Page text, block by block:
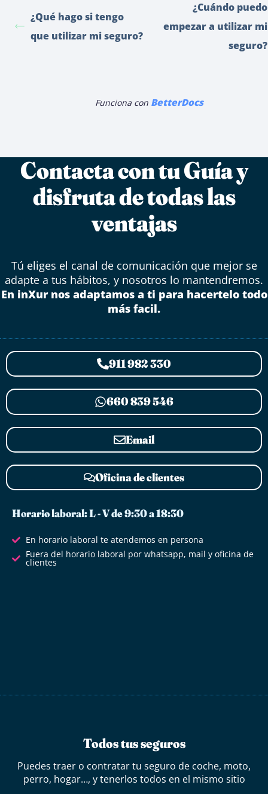
¿Qué hago si tengo
que utilizar mi seguro?
¿Cuándo puedo
empezar a utilizar mi
seguro?
Funciona con BetterDocs
Contacta con tu Guía y
disfruta de todas las
ventajas
Tú eliges el canal de comunicación que mejor se
adapte a tus hábitos, y nosotros lo mantendremos.
En inXur nos adaptamos a ti para hacertelo todo
más facil.
911 982 330
660 839 546
Email
Oficina de clientes
Horario laboral: L - V de 9:30 a 18:30
En horario laboral te atendemos en persona
Fuera del horario laboral por whatsapp, mail y oficina de
clientes
Todos tus seguros
Puedes traer o contratar tu seguro de coche, moto,
perro, hogar…, y tenerlos todos en el mismo sitio